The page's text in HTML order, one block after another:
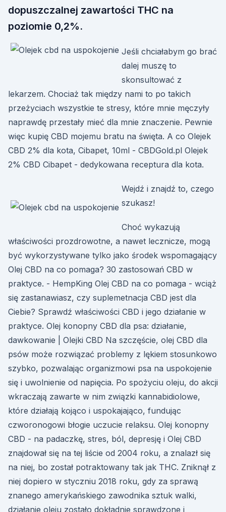
dopuszczalnej zawartości THC na
poziomie 0,2%.
Jeśli chciałabym go brać
dalej muszę to
skonsultować z
lekarzem. Chociaż tak między nami to po takich
przeżyciach wszystkie te stresy, które mnie męczyły
naprawdę przestały mieć dla mnie znaczenie. Pewnie
więc kupię CBD mojemu bratu na święta. A co Olejek
CBD 2% dla kota, Cibapet, 10ml - CBDGold.pl Olejek
2% CBD Cibapet - dedykowana receptura dla kota.
Wejdź i znajdź to, czego
szukasz!
Choć wykazują
właściwości prozdrowotne, a nawet lecznicze, mogą
być wykorzystywane tylko jako środek wspomagający
Olej CBD na co pomaga? 30 zastosowań CBD w
praktyce. - HempKing Olej CBD na co pomaga - wciąż
się zastanawiasz, czy suplemetnacja CBD jest dla
Ciebie? Sprawdź właściwości CBD i jego działanie w
praktyce. Olej konopny CBD dla psa: działanie,
dawkowanie | Olejki CBD Na szczęście, olej CBD dla
psów może rozwiązać problemy z lękiem stosunkowo
szybko, pozwalając organizmowi psa na uspokojenie
się i uwolnienie od napięcia. Po spożyciu oleju, do akcji
wkraczają zawarte w nim związki kannabidiolowe,
które działają kojąco i uspokajająco, fundując
czworonogowi błogie uczucie relaksu. Olej konopny
CBD - na padaczkę, stres, ból, depresję i Olej CBD
znajdował się na tej liście od 2004 roku, a znalazł się
na niej, bo został potraktowany tak jak THC. Zniknął z
niej dopiero w styczniu 2018 roku, gdy za sprawą
znanego amerykańskiego zawodnika sztuk walki,
działanie oleju zostało dokładnie sprawdzone i